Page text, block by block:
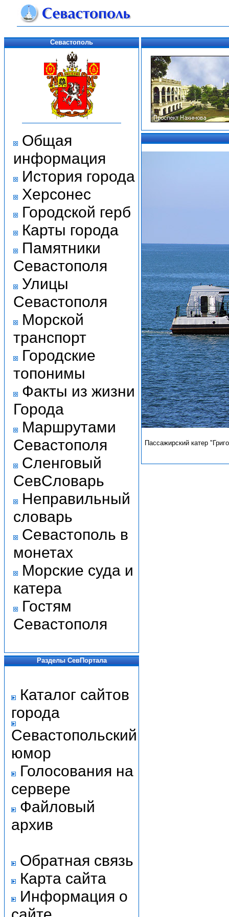
Севастополь
Общая
информация
История города
Херсонес
Городской герб
Карты города
Памятники
Севастополя
Улицы
Севастополя
Морской
транспорт
Городские
топонимы
Факты из жизни
Города
Маршрутами
Севастополя
Сленговый
СевСловарь
Неправильный
словарь
Севастополь в
монетах
Морские суда и
катера
Гостям
Севастополя
Разделы СевПортала
Каталог сайтов
города
Севастопольский
юмор
Голосования на
сервере
Файловый
архив
Обратная связь
Карта сайта
Информация о
Пассажирский катер